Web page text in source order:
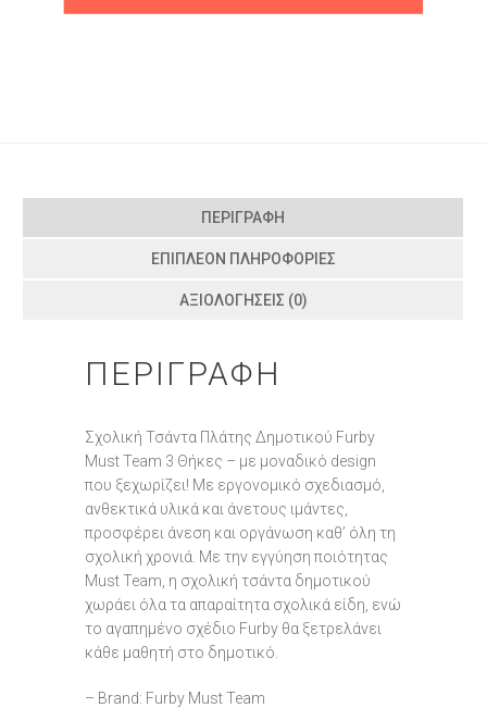
ΠΕΡΙΓΡΑΦΉ
ΕΠΙΠΛΈΟΝ ΠΛΗΡΟΦΟΡΊΕΣ
ΑΞΙΟΛΟΓΉΣΕΙΣ (0)
ΠΕΡΙΓΡΑΦΉ
Σχολική Τσάντα Πλάτης Δημοτικού Furby
Must Team 3 Θήκες – με μοναδικό design
που ξεχωρίζει! Με εργονομικό σχεδιασμό,
ανθεκτικά υλικά και άνετους ιμάντες,
προσφέρει άνεση και οργάνωση καθ’ όλη τη
σχολική χρονιά. Με την εγγύηση ποιότητας
Must Team, η σχολική τσάντα δημοτικού
χωράει όλα τα απαραίτητα σχολικά είδη, ενώ
το αγαπημένο σχέδιο Furby θα ξετρελάνει
κάθε μαθητή στο δημοτικό.
– Brand: Furby Must Team